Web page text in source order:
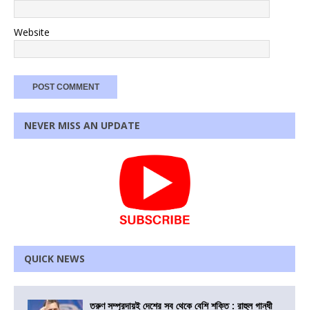
Website
NEVER MISS AN UPDATE
QUICK NEWS
তরুণ সম্প্রদায়ই দেশের সব থেকে বেশি শক্তি : রাহুল গান্ধী